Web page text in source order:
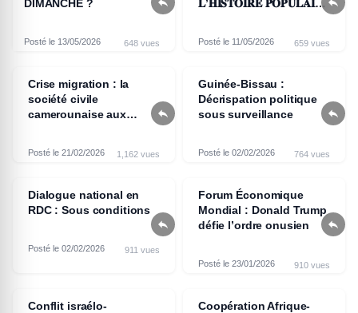
DIMANCHE ?
Posté le 13/05/2026 648 vues
𝐋’𝐇𝐈𝐒𝐓𝐎𝐈𝐑𝐄 𝐏𝐎𝐏𝐔𝐋𝐀𝐈𝐑𝐄
Posté le 11/05/2026 659 vues
Crise migration : la
société civile
camerounaise aux
sommet Afrique - France
Posté le 21/02/2026 1,162 vues

Guinée-Bissau :
Décrispation politique
sous surveillance
Posté le 02/02/2026 764 vues

Dialogue national en
RDC : Sous conditions
Posté le 02/02/2026 911 vues

Forum Économique
Mondial : Donald Trump
défie l’ordre onusien
Posté le 23/01/2026 910 vues

Conflit israélo-
Coopération Afrique-